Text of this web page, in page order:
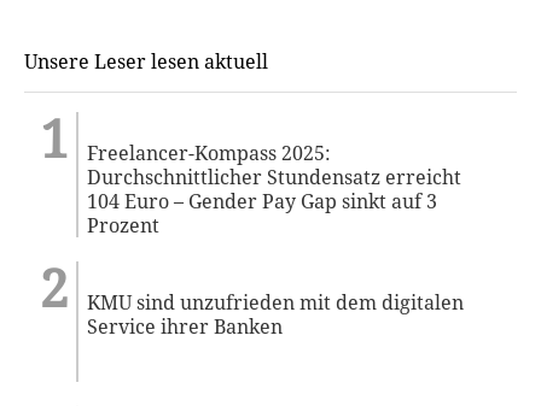
Unsere Leser lesen aktuell
Freelancer-Kompass 2025:
Durchschnittlicher Stundensatz erreicht
104 Euro – Gender Pay Gap sinkt auf 3
Prozent
KMU sind unzufrieden mit dem digitalen
Service ihrer Banken